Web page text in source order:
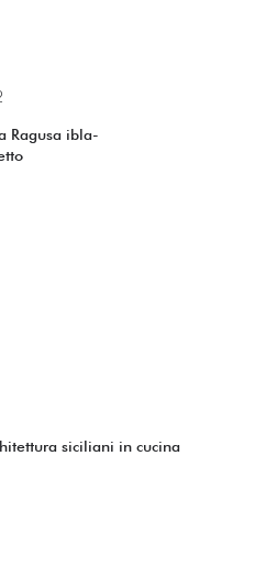
Ragusa ibla-
siciliani in cucina